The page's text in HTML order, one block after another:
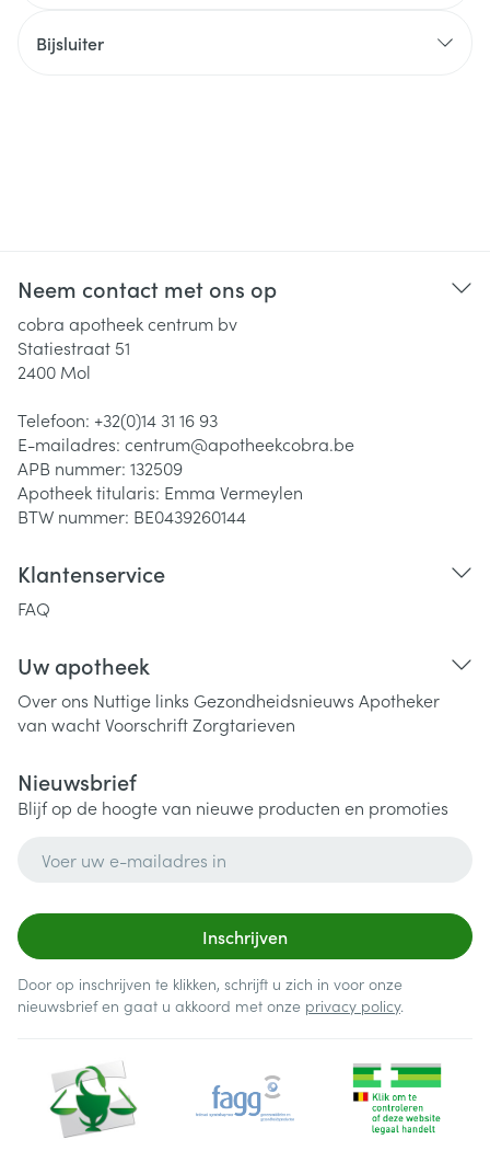
Bijsluiter
Neem contact met ons op
cobra apotheek centrum bv
Statiestraat 51
2400 Mol
Telefoon: +32(0)14 31 16 93
E-mailadres: centrum@apotheekcobra.be
APB nummer: 132509
Apotheek titularis: Emma Vermeylen
BTW nummer: BE0439260144
Klantenservice
FAQ
Uw apotheek
Over ons Nuttige links Gezondheidsnieuws Apotheker
van wachtVoorschriftZorgtarieven
Nieuwsbrief
Blijf op de hoogte van nieuwe producten en promoties
Inschrijven
Door op inschrijven te klikken, schrijft u zich in voor onze
nieuwsbrief en gaat u akkoord met onze privacy policy.